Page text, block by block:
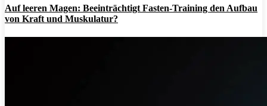
Auf leeren Magen: Beeinträchtigt Fasten-Training den Aufbau
von Kraft und Muskulatur?